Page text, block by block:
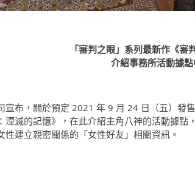
「審判之眼」系列最新作《審
介紹事務所活動據
宣布，關於預定 2021 年 9 月 24 日（五）發
湮滅的記憶》，在此介紹主角八神的活動據
性建立親密關係的「女性好友」相關資訊。